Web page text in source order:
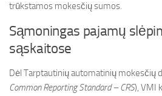
trūkstamos mokesčių sumos.
Sąmoningas pajamų
sąskaitose
Dėl Tarptautinių automatinių mokesčių
Common Reporting Standard – CRS), VMI